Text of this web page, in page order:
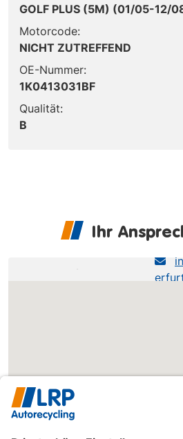
GOLF PLUS (5M) (01/05-12/
Motorcode:
NICHT ZUTREFFEND
OE-Nummer:
1K0413031BF
Qualität:
B
Ihr
LRP